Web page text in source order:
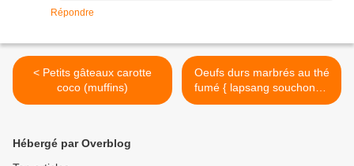
Répondre
< Petits gâteaux carotte
coco (muffins)
Oeufs durs marbrés au thé
fumé { lapsang souchong }
>
Hébergé par Overblog